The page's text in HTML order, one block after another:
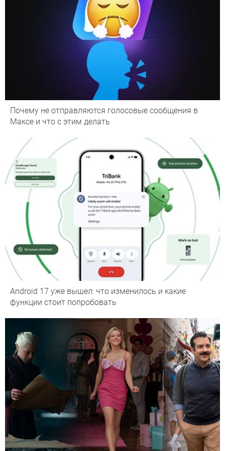
Почему не отправляются голосовые сообщения в
Максе и что с этим делать
Android 17 уже вышел: что изменилось и какие
функции стоит попробовать